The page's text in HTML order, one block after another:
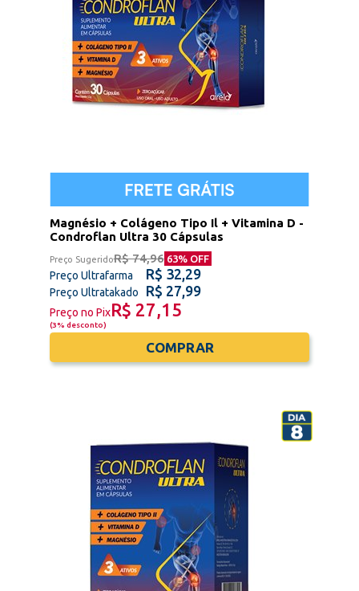
Magnésio + Colágeno Tipo Il + Vitamina D -
Condroflan Ultra 30 Cápsulas
Preço SugeridoR$ 74,96 63% OFF
Preço Ultrafarma R$ 32,29
Preço Ultratakado R$ 27,99
Preço no PixR$ 27,15
(3% desconto)
COMPRAR